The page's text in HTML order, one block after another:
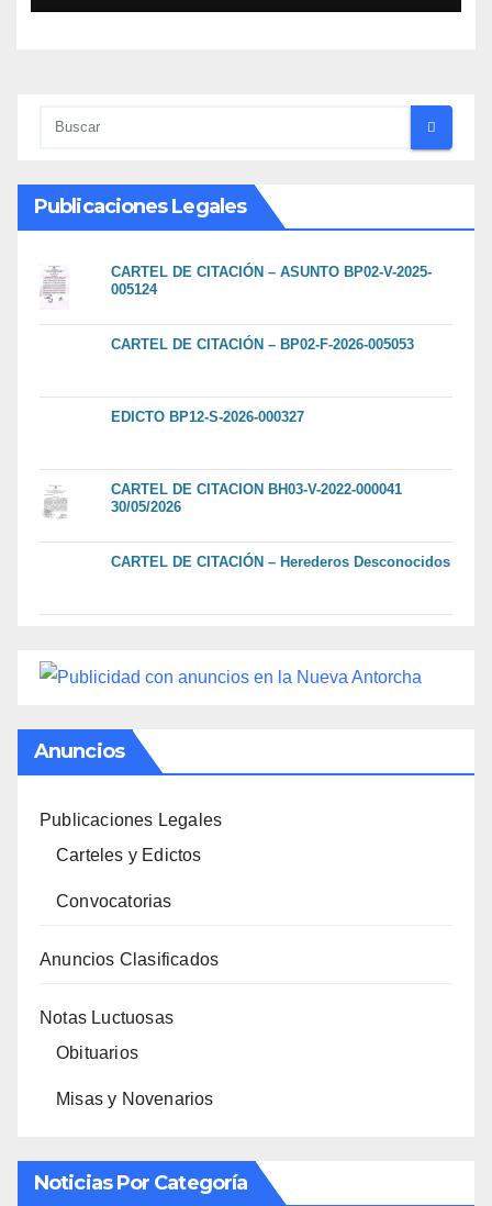
renacimiento de Argentina
Publicaciones Legales
CARTEL DE CITACIÓN – ASUNTO BP02-V-2025-
005124
CARTEL DE CITACIÓN – BP02-F-2026-005053
EDICTO BP12-S-2026-000327
CARTEL DE CITACION BH03-V-2022-000041
30/05/2026
CARTEL DE CITACIÓN – Herederos Desconocidos
Anuncios
Publicaciones Legales
Carteles y Edictos
Convocatorias
Anuncios Clasificados
Notas Luctuosas
Obituarios
Misas y Novenarios
Noticias Por Categoría